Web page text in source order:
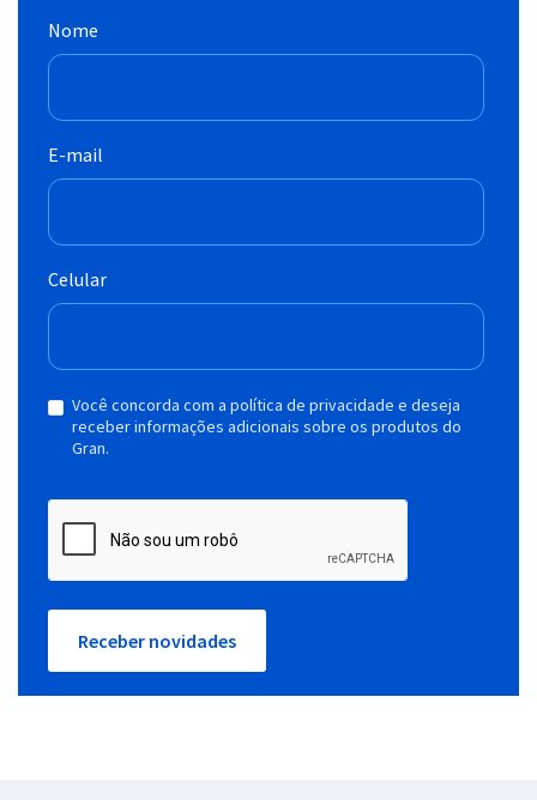
Nome
E-mail
Celular
Você concorda com a política de privacidade e deseja
receber informações adicionais sobre os produtos do
Gran.
Receber novidades